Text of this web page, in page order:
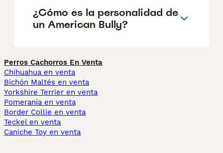
¿Cómo es la personalidad de
un American Bully?
Perros Cachorros En Venta
Chihuahua en venta
Bichón Maltés en venta
Yorkshire Terrier en venta
Pomerania en venta
Border Collie en venta
Teckel en venta
Caniche Toy en venta